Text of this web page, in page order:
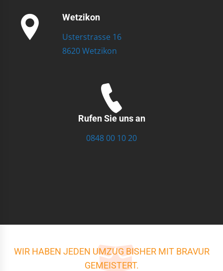
Wetzikon
Usterstrasse 16
8620 Wetzikon
Rufen Sie uns an
0848 00 10 20
WIR HABEN JEDEN UMZUG BISHER MIT BRAVUR
GEMEISTERT.